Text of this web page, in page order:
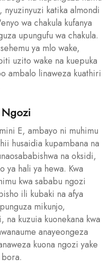
nyuzinyuzi katika almondi
wa chakula kufanya
upungufu wa chakula.
ya mlo wake,
uzito wake na kuepuka
ambalo linaweza kuathiri
E, ambayo ni muhimu
husaidia kupambana na
na oksidi,
ya hali ya hewa. Kwa
kwa sababu ngozi
ili kubaki na afya
mikunjo,
na kuzuia kuonekana kwa
anayeongeza
kuona ngozi yake